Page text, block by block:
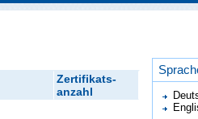
Zertifikats-
anzahl